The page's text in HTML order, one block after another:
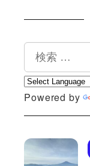
索
Powered by